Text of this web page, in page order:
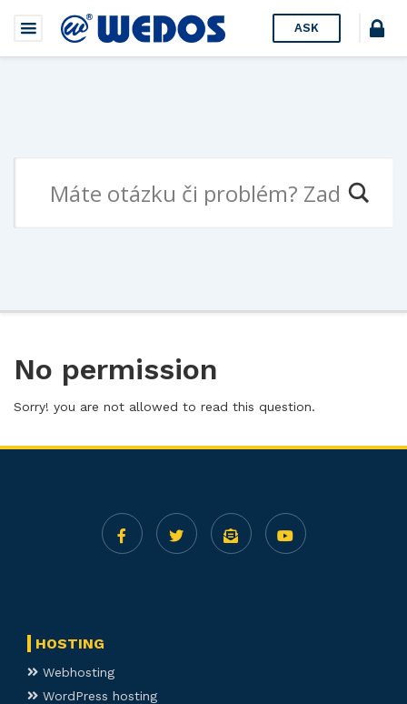
ASK
No permission
Sorry! you are not allowed to read this question.
HOSTING
Webhosting
WordPress hosting